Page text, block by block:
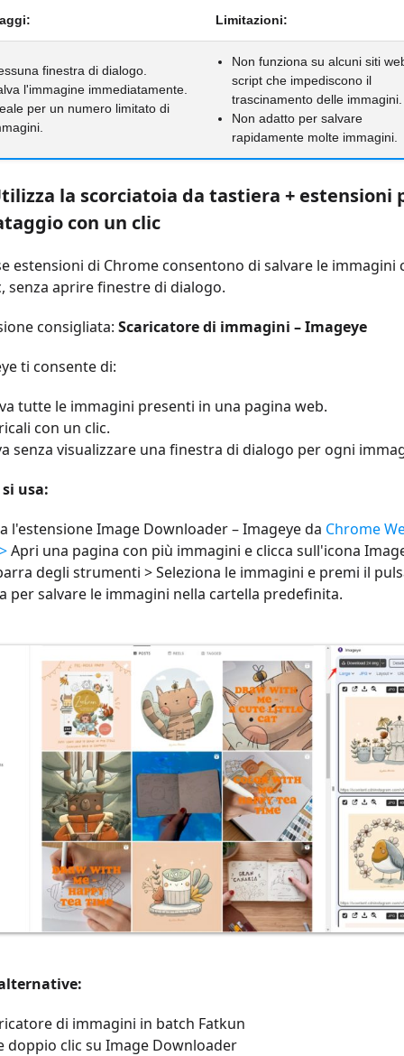
Limitazioni:
finestra di dialogo.
l'immagine immediatamente.
per un numero limitato di
Non funziona su alcuni siti
script che impediscono il
trascinamento delle immagini.
Non adatto per salvare
rapidamente molte immagini.
la scorciatoia da tastiera + estensioni
con un clic
estensioni di Chrome consentono di salvare le immagini
senza aprire finestre di dialogo.
consigliata: Scaricatore di immagini – Imageye
ti consente di:
tutte le immagini presenti in una pagina web.
con un clic.
senza visualizzare una finestra di dialogo per ogni
usa:
l'estensione Image Downloader – Imageye da Chrome
Apri una pagina con più immagini e clicca sull'icona
degli strumenti > Seleziona le immagini e premi il
per salvare le immagini nella cartella predefinita.
di immagini in batch Fatkun
doppio clic su Image Downloader